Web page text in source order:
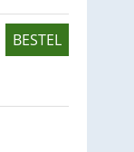
BESTEL